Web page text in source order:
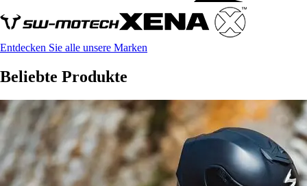
Entdecken Sie alle unsere Marken
Beliebte Produkte